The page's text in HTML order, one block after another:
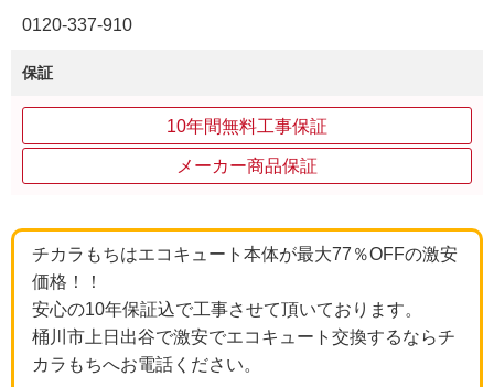
0120‐337‐910
保証
10年間無料工事保証
メーカー商品保証
チカラもちはエコキュート本体が最大77％OFFの激安
価格！！
安心の10年保証込で工事させて頂いております。
桶川市上日出谷で激安でエコキュート交換するならチ
カラもちへお電話ください。